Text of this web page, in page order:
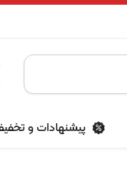
پیشنهادات و